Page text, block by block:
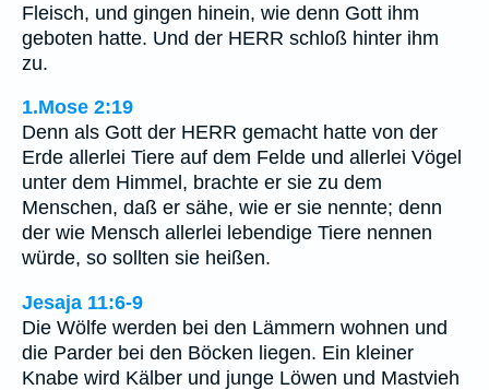
Fleisch, und gingen hinein, wie denn Gott ihm
geboten hatte. Und der HERR schloß hinter ihm
zu.
1.Mose 2:19
Denn als Gott der HERR gemacht hatte von der
Erde allerlei Tiere auf dem Felde und allerlei Vögel
unter dem Himmel, brachte er sie zu dem
Menschen, daß er sähe, wie er sie nennte; denn
der wie Mensch allerlei lebendige Tiere nennen
würde, so sollten sie heißen.
Jesaja 11:6-9
Die Wölfe werden bei den Lämmern wohnen und
die Parder bei den Böcken liegen. Ein kleiner
Knabe wird Kälber und junge Löwen und Mastvieh